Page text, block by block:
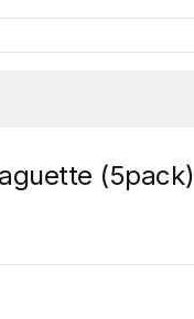
(5pack)